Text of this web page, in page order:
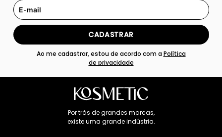
CADASTRAR
Ao me cadastrar, estou de acordo com aPolítica
de privacidade
Por trás de grandes marcas,
existe uma grande indústria.